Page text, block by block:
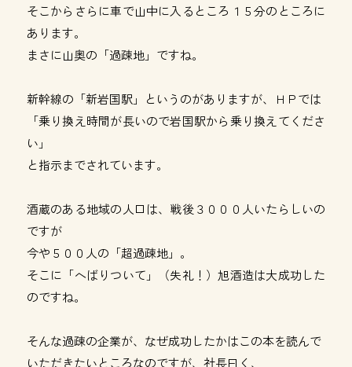
そこからさらに車で山中に入るところ１５分のところに
あります。
まさに山奥の「過疎地」ですね。
新幹線の「新岩国駅」というのがありますが、ＨＰでは
「乗り換え時間が長いので岩国駅から乗り換えてくださ
い」
と指示までされています。
酒蔵のある地域の人口は、戦後３０００人いたらしいの
ですが
今や５００人の「超過疎地」。
そこに「へばりついて」（失礼！）旭酒造は大成功した
のですね。
そんな過疎の企業が、なぜ成功したかはこの本を読んで
いただきたいところなのですが、社長曰く、